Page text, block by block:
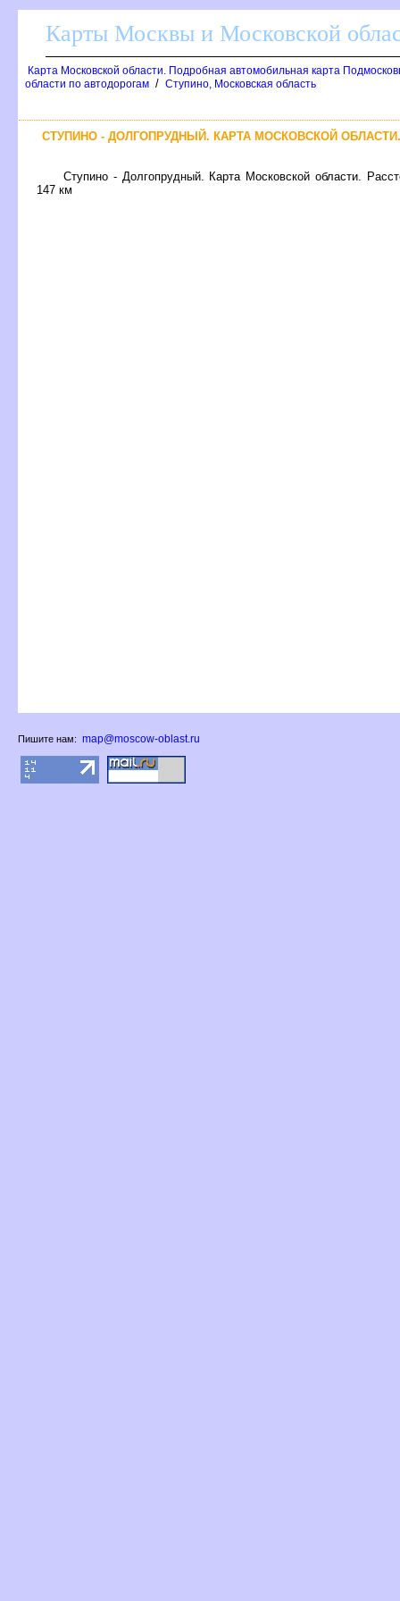
Карты Москвы и Московской
Карта Московской области. Подробная автомобильная карта
области по автодорогам / Ступино, Московская область
СТУПИНО - ДОЛГОПРУДНЫЙ. КАРТА МОСКОВСКОЙ
Ступино - Долгопрудный. Карта Московской области.
147 км
Пишите нам: map@moscow-oblast.ru